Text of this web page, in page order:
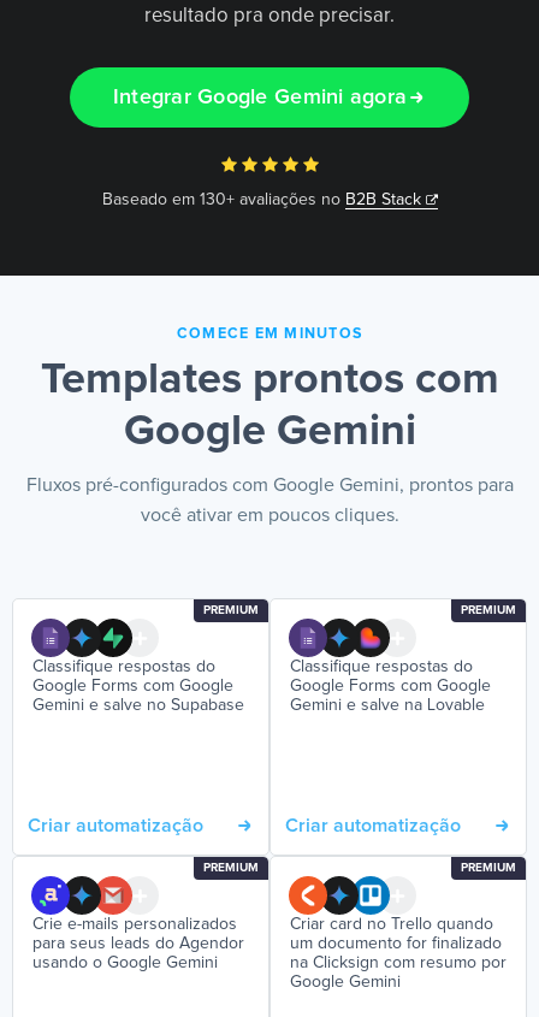
resultado pra onde precisar.
Integrar Google Gemini agora
Baseado em 130+ avaliações no B2B Stack
COMECE EM MINUTOS
Templates prontos com
Google Gemini
Fluxos pré-configurados com Google Gemini, prontos para
você ativar em poucos cliques.
PREMIUM
Classifique respostas do
Google Forms com Google
Gemini e salve no Supabase
Criar automatização
PREMIUM
Classifique respostas do
Google Forms com Google
Gemini e salve na Lovable
Criar automatização
PREMIUM
Crie e-mails personalizados
para seus leads do Agendor
usando o Google Gemini
PREMIUM
Criar card no Trello quando
um documento for finalizado
na Clicksign com resumo por
Google Gemini